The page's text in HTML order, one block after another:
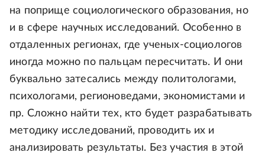
на поприще социологического образования, но
и в сфере научных исследований. Особенно в
отдаленных регионах, где ученых-социологов
иногда можно по пальцам пересчитать. И они
буквально затесались между политологами,
психологами, регионоведами, экономистами и
пр. Сложно найти тех, кто будет разрабатывать
методику исследований, проводить их и
анализировать результаты. Без участия в этой